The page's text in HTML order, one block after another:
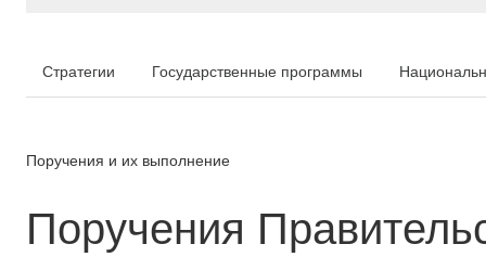
Стратегии Государственные программы
Поручения и их выполнение
Поручения